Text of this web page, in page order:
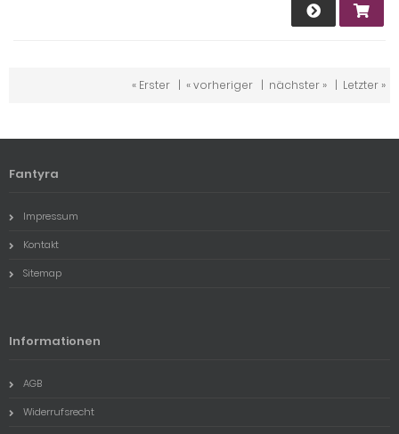
« Erster | « vorheriger | nächster » | Letzter »
Fantyra
Impressum
Kontakt
Sitemap
Informationen
AGB
Widerrufsrecht